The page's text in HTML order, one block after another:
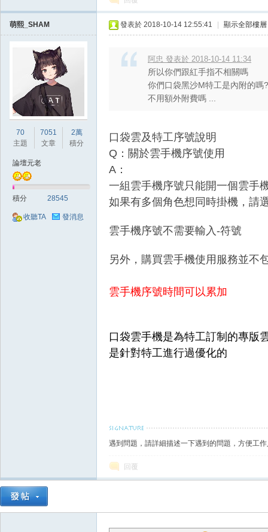
萌熙_SHAM
70
主題
7051
文章
2萬
積分
論壇元老
積分 28545
收聽TA 發消息
發表於 2018-10-14 12:55:41 顯示全部樓層
阿忠 發表於 2018-10-14 11:34
所以你們跟紅手指不相關嗎
你們口袋黑沙M特工是內附的嗎?
不用額外附費嗎 ...
口袋雲及特工序號說明
Q：關於雲手機序號使用
A：
一組雲手機序號只能開一個雲手
如果有多個角色想同時掛機，請
雲手機序號不需要輸入-符號
另外，購買雲手機使用服務並不
雲手機序號時間可以累加
口袋雲手機是為特工訂制的專版
是針對特工進行過優化的
遇到問題，請詳細描述一下遇到的問題，方便工
回覆